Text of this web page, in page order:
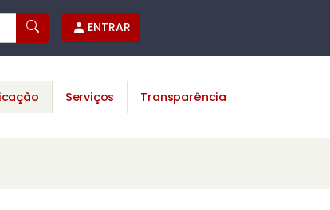
ENTRAR
Serviços Transparência